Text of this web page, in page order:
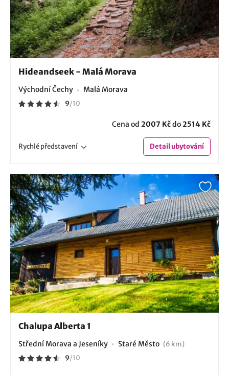
Hideandseek - Malá Morava
Východní Čechy Malá Morava
9/10
Cena od 2007 Kčdo2514 Kč
Rychlépředstavení Detailubytování
Chalupa Alberta 1
Střední Morava a Jeseníky Staré Město (6 km)
9/10